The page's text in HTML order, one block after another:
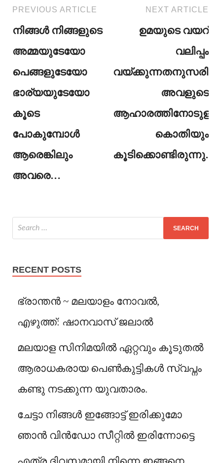
PREVIOUS ARTICLE
നിങ്ങൾ നിങ്ങളുടെ
അമ്മയുടേയോ
പെങ്ങളുടേയോ
ഭാര്യയുടേയോ
കൂടെ
പോകുമ്പോൾ
ആരെങ്കിലും
അവരെ…
NEXT ARTICLE
ഉമയുടെ വയറ്
വലിപ്പം
വയ്ക്കുന്നതനുസരിച്ച്,
അവളുടെ
ആഹാരത്തിനോടുള്ള
കൊതിയും
കൂടിക്കൊണ്ടിരുന്നു…
RECENT POSTS
ഭ്രാന്തൻ ~ മലയാളം നോവൽ,
എഴുത്ത്: ഷാനവാസ് ജലാൽ
മലയാള സിനിമയിൽ ഏറ്റവും കൂടുതൽ
ആരാധകരായ പെൺകുട്ടികൾ സ്വപ്നം
കണ്ടു നടക്കുന്ന യുവതാരം.
ചേട്ടാ നിങ്ങൾ ഇങ്ങോട്ട് ഇരിക്കുമോ
ഞാൻ വിൻഡോ സീറ്റിൽ ഇരിന്നോട്ടെ